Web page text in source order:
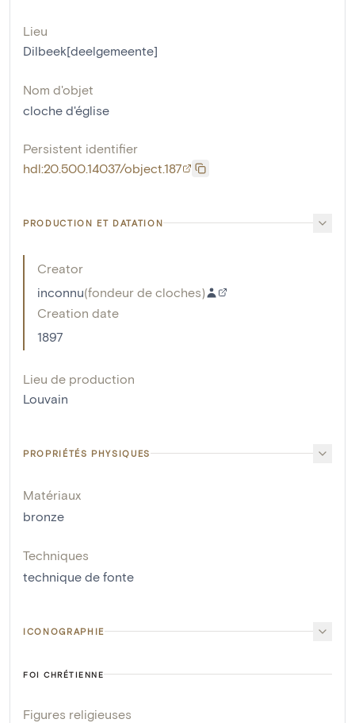
Lieu
Dilbeek[deelgemeente]
Nom d'objet
cloche d'église
Persistent identifier
hdl:20.500.14037/object.187
PRODUCTION ET DATATION
Creator
inconnu(fondeur de cloches)
Creation date
1897
Lieu de production
Louvain
PROPRIÉTÉS PHYSIQUES
Matériaux
bronze
Techniques
technique de fonte
ICONOGRAPHIE
FOI CHRÉTIENNE
Figures religieuses